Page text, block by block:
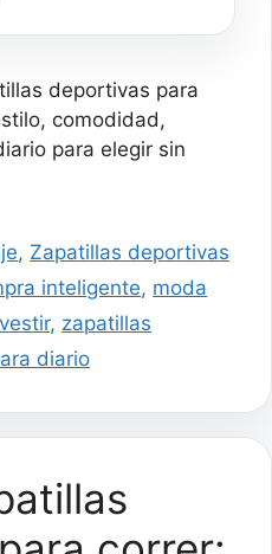
deportivas para
comodidad,
para elegir sin
, Zapatillas deportivas
inteligente, moda
, zapatillas
diario